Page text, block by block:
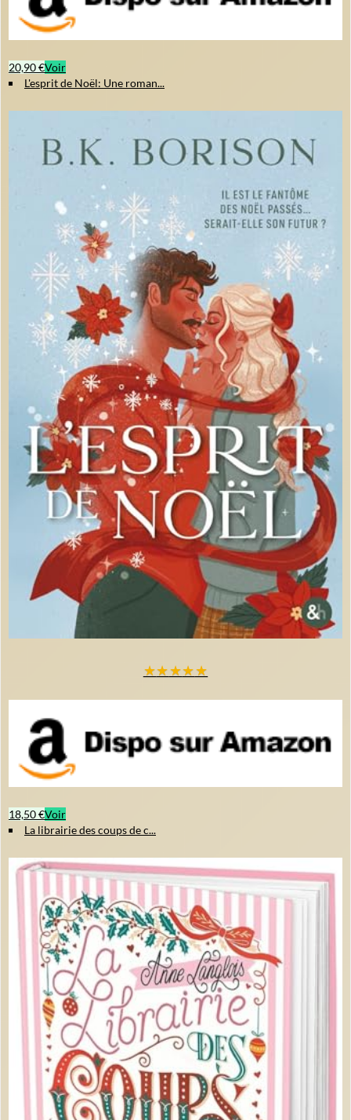
20,90 €Voir
L'esprit de Noël: Une roman...
★★★★★
18,50 €Voir
La librairie des coups de c...